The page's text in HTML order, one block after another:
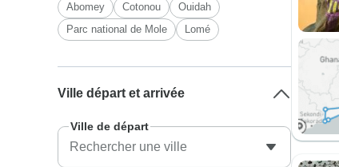
Abomey
Cotonou
Ouidah
Parc national de Mole
Lomé
Ville départ et arrivée
Ville de départ